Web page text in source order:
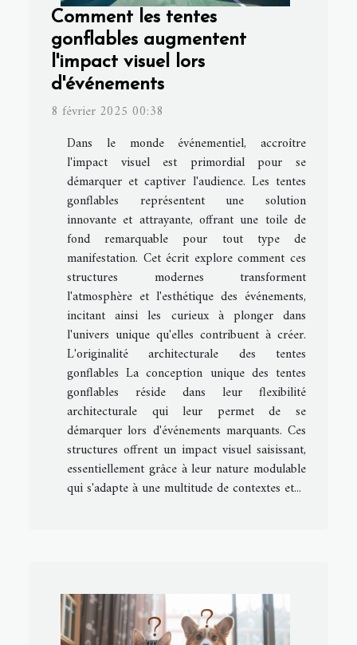
Comment les tentes
gonflables augmentent
l'impact visuel lors
d'événements
8 février 2025 00:38
Dans le monde événementiel, accroître
l'impact visuel est primordial pour se
démarquer et captiver l'audience. Les tentes
gonflables représentent une solution
innovante et attrayante, offrant une toile de
fond remarquable pour tout type de
manifestation. Cet écrit explore comment ces
structures modernes transforment
l'atmosphère et l'esthétique des événements,
incitant ainsi les curieux à plonger dans
l'univers unique qu'elles contribuent à créer.
L'originalité architecturale des tentes
gonflables La conception unique des tentes
gonflables réside dans leur flexibilité
architecturale qui leur permet de se
démarquer lors d'événements marquants. Ces
structures offrent un impact visuel saisissant,
essentiellement grâce à leur nature modulable
qui s'adapte à une multitude de contextes et...